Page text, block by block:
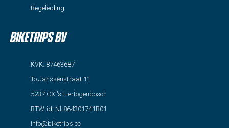
Begeleiding
Biketrips BV
KVK: 87463687
To Janssenstraat 11
5237 CX 's-Hertogenbosch
BTW-id: NL864301741B01
info@biketrips.cc